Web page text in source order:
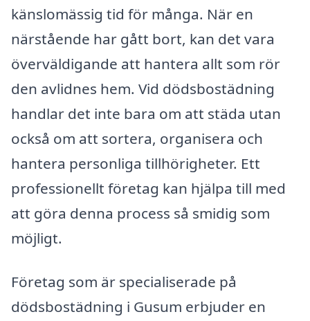
känslomässig tid för många. När en
närstående har gått bort, kan det vara
överväldigande att hantera allt som rör
den avlidnes hem. Vid dödsbostädning
handlar det inte bara om att städa utan
också om att sortera, organisera och
hantera personliga tillhörigheter. Ett
professionellt företag kan hjälpa till med
att göra denna process så smidig som
möjligt.
Företag som är specialiserade på
dödsbostädning i Gusum erbjuder en